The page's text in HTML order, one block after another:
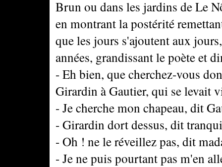
Brun ou dans les jardins de Le
en montrant la postérité
que les jours s'ajoutent aux
années, grandissant le poète et
- Eh bien, que cherchez-vous
Girardin à Gautier, qui se levait
- Je cherche mon chapeau, dit
- Girardin dort dessus, dit
- Oh ! ne le réveillez pas, dit
- Je ne puis pourtant pas m'en